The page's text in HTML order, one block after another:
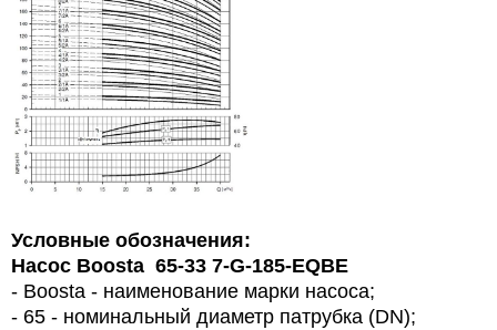
Условные обозначения:
Насос Boosta 65-33 7-G-185-EQBE
- Boosta - наименование марки насоса;
- 65 - номинальный диаметр патрубка (DN);